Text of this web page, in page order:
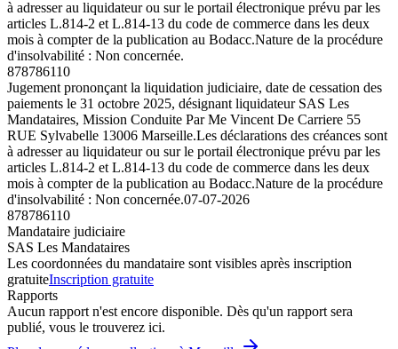
à adresser au liquidateur ou sur le portail électronique prévu par les
articles L.814-2 et L.814-13 du code de commerce dans les deux
mois à compter de la publication au Bodacc.Nature de la procédure
d'insolvabilité : Non concernée.
878786110
Jugement prononçant la liquidation judiciaire, date de cessation des
paiements le 31 octobre 2025, désignant liquidateur SAS Les
Mandataires, Mission Conduite Par Me Vincent De Carriere 55
RUE Sylvabelle 13006 Marseille.Les déclarations des créances sont
à adresser au liquidateur ou sur le portail électronique prévu par les
articles L.814-2 et L.814-13 du code de commerce dans les deux
mois à compter de la publication au Bodacc.Nature de la procédure
d'insolvabilité : Non concernée.07-07-2026
878786110
Mandataire judiciaire
SAS Les Mandataires
Les coordonnées du mandataire sont visibles après inscription
gratuiteInscription gratuite
Rapports
Aucun rapport n'est encore disponible. Dès qu'un rapport sera
publié, vous le trouverez ici.